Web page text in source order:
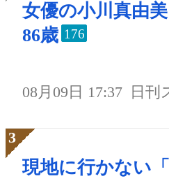
女優の小川真由
86歳 176
08月09日 17:37 日刊
現地に行かない「